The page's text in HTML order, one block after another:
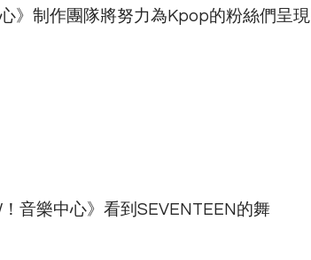
》制作團隊將努力為Kpop的粉絲們呈現
音樂中心》看到SEVENTEEN的舞